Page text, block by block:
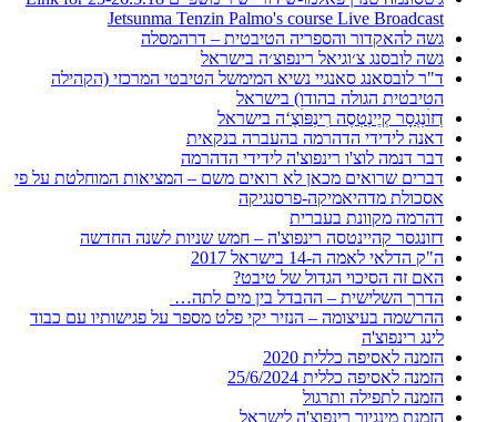
Jetsunma Tenzin Palmo's course Live Broadcast
גשה להאקדור והספריה הטיבטית – דרהמסלה
גשה לובסנג צ׳וגיאל רינפוצ׳ה בישראל
ד"ר לובסאנג סאנגיי נשיא המימשל הטיבטי המרכזי (הקהילה
הטיבטית הגולה בהודו) בישראל
דְזוׄנְגְסָר קְיֶינְטְסֶה רׅינְפּוׄצֶ‘ה בישראל
דאנה לידידי הדהרמה בהעברה בנקאית
דבר דנמה לוצ'ו רינפוצ'ה לידידי הדהרמה
דברים שרואים מכאן לא רואים משם – המציאות המוחלטת על פי
אסכולת מדהיאמיקה-פרסנגיקה
דהרמה מקוונת בעברית
דזונגסר קהיינטסה רינפוצ'ה – חמש שניות לשנה החדשה
ה"ק הדלאי לאמה ה-14 בישראל 2017
האם זה הסיכוי הגדול של טיבט?
הדרך השלישית – ההבדל בין מים לתה…
ההרשמה בעיצומה – הנזיר יקי פלט מספר על פגישותיו עם כבוד
לינג רינפוצ'ה
הזמנה לאסיפה כללית 2020
הזמנה לאסיפה כללית 25/6/2024
הזמנה לתפילה ותרגול
הזמנת מינגיור רינפוצ'ה לישראל